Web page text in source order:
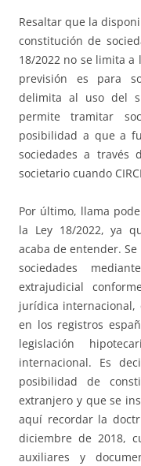
Resaltar que la
constitución de
18/2022 no se limita a
previsión es para
delimita al uso del
permite tramitar
posibilidad a que a
sociedades a través
societario cuando
Por último, llama
la Ley 18/2022, ya
acaba de entender.
sociedades
extrajudicial
jurídica internacional,
en los registros
legislación
internacional. Es
posibilidad de
extranjero y que se
aquí recordar la
diciembre de 2018,
auxiliares y